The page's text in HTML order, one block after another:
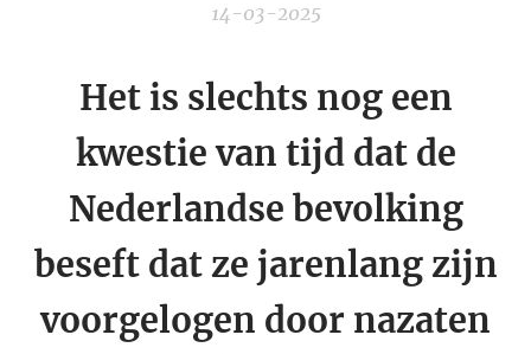
14-03-2025
Het is slechts nog een
kwestie van tijd dat de
Nederlandse bevolking
beseft dat ze jarenlang zijn
voorgelogen door nazaten